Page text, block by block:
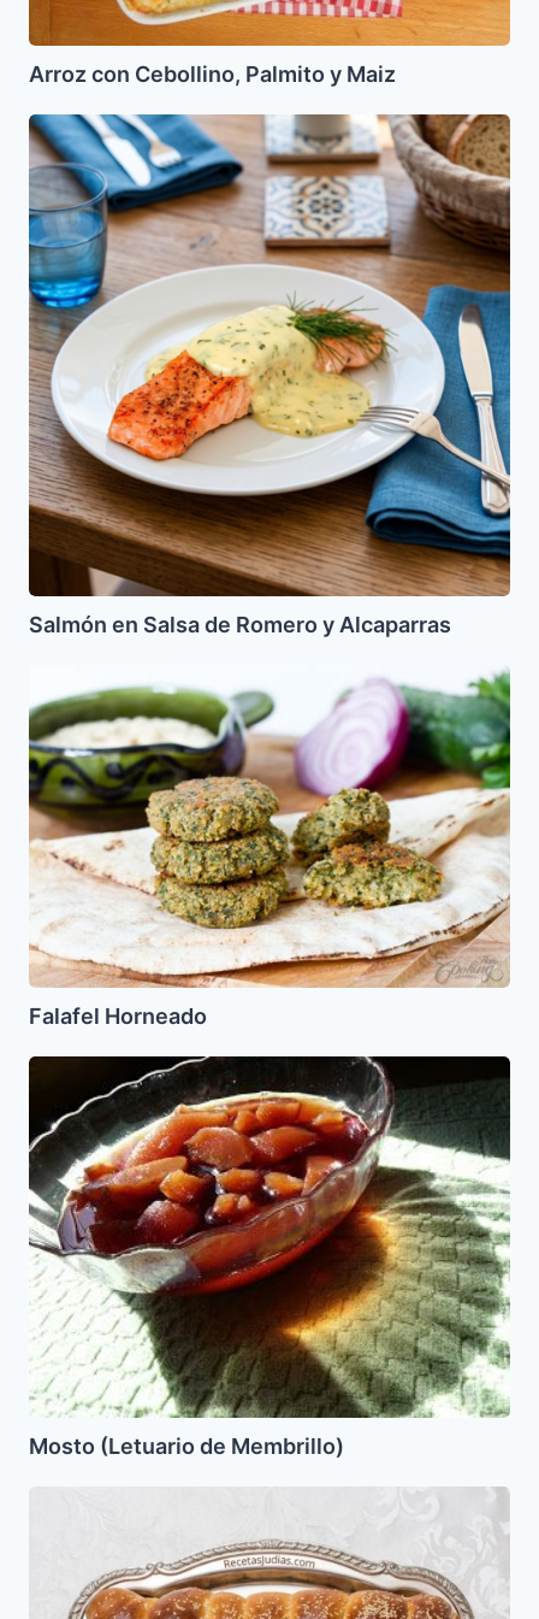
Arroz con Cebollino, Palmito y Maiz
Salmón
en
Salsa
de
Romero
y
Alcaparras
Salmón en Salsa de Romero y Alcaparras
Horneado
Falafel Horneado
Mosto
(Letuario
de
Membrillo)
Mosto (Letuario de Membrillo)